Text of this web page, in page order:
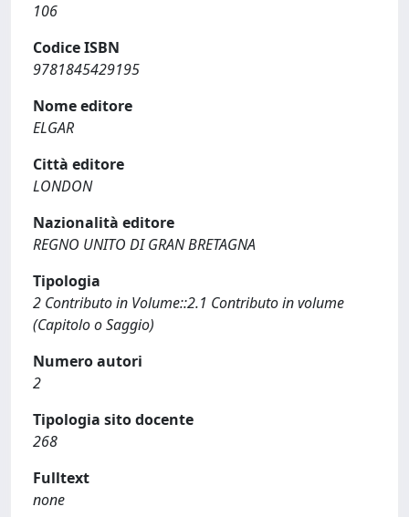
106
Codice ISBN
9781845429195
Nome editore
ELGAR
Città editore
LONDON
Nazionalità editore
REGNO UNITO DI GRAN BRETAGNA
Tipologia
2 Contributo in Volume::2.1 Contributo in volume
(Capitolo o Saggio)
Numero autori
2
Tipologia sito docente
268
Fulltext
none